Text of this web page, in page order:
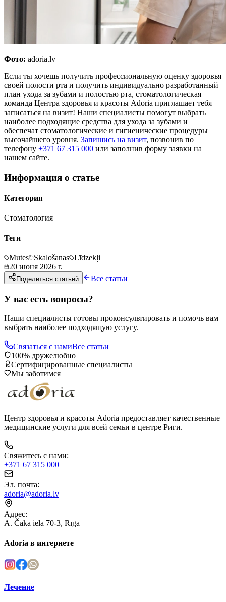
Фото: adoria.lv
Если ты хочешь получить профессиональную оценку здоровья
своей полости рта и получить индивидуально разработанный
план ухода за зубами и полостью рта, стоматологическая
команда Центра здоровья и красоты Adoria приглашает тебя
записаться на визит! Наши специалисты помогут выбрать
наиболее подходящие средства для ухода за зубами и
обеспечат стоматологические и гигиенические процедуры
высочайшего уровня. Запишись на визит, позвонив по
телефону +371 67 315 000 или заполнив форму заявки на
нашем сайте.
Информация о статье
Категория
Стоматология
Теги
Mutes Skalošanas Līdzekļi
20 июня 2026 г.
Поделиться статьёй Все статьи
У вас есть вопросы?
Наши специалисты готовы проконсультировать и помочь вам
выбрать наиболее подходящую услугу.
Связаться с намиВсе статьи
100% дружелюбно
Сертифицированные специалисты
Мы заботимся
Центр здоровья и красоты Adoria предоставляет качественные
медицинские услуги для всей семьи в центре Риги.
Свяжитесь с нами:
+371 67 315 000
Эл. почта:
adoria@adoria.lv
Адрес:
A. Čaka iela 70-3, Rīga
Adoria в интернете
Лечение